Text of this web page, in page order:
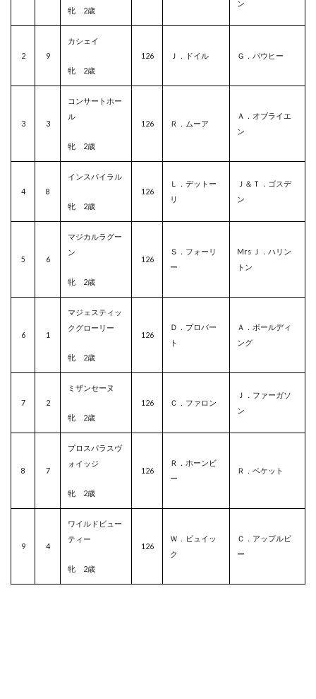
牝 2歳
ン
2 9
カシェイ
牝 2歳
126 Ｊ．ドイル Ｇ．バウヒー
3 3
コンサートホー
ル
牝 2歳
126 Ｒ．ムーア
Ａ．オブライエ
ン
4 8
インスパイラル
牝 2歳
126
Ｌ．デットー
リ
Ｊ＆Ｔ．ゴスデ
ン
5 6
マジカルラグー
ン
牝 2歳
126
Ｓ．フォーリ
ー
Mrs Ｊ．ハリン
トン
6 1
マジェスティッ
クグローリー
牝 2歳
126
Ｄ．プロバー
ト
Ａ．ボールディ
ング
7 2
ミザンセーヌ
牝 2歳
126 Ｃ．ファロン
Ｊ．ファーガソ
ン
8 7
プロスパラスヴ
ォイッジ
牝 2歳
126
Ｒ．ホーンビ
ー
Ｒ．ベケット
9 4
ワイルドビュー
ティー
牝 2歳
126
Ｗ．ビュイッ
ク
Ｃ．アップルビ
ー